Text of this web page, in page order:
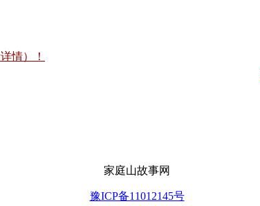
情）！
家庭山故事网
豫ICP备11012145号